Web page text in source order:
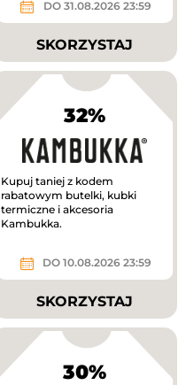
DO 31.08.2026 23:59
SKORZYSTAJ
32%
Kupuj taniej z kodem
rabatowym butelki, kubki
termiczne i akcesoria
Kambukka.
DO 10.08.2026 23:59
SKORZYSTAJ
30%